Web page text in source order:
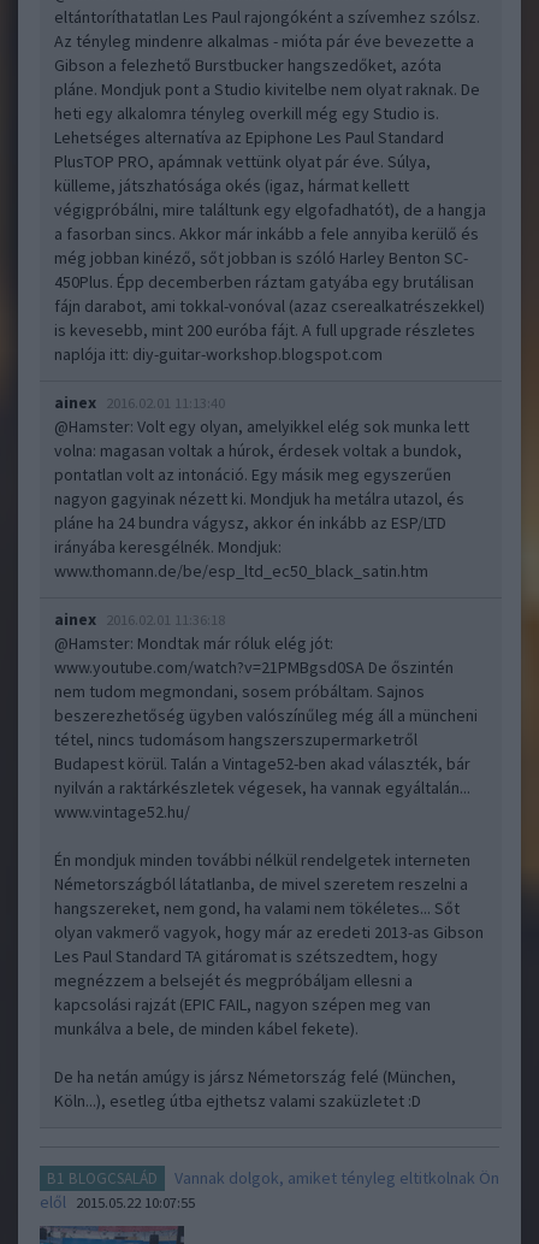
eltántoríthatatlan Les Paul rajongóként a szívemhez szólsz.
Az tényleg mindenre alkalmas - mióta pár éve bevezette a
Gibson a felezhető Burstbucker hangszedőket, azóta
pláne. Mondjuk pont a Studio kivitelbe nem olyat raknak. De
heti egy alkalomra tényleg overkill még egy Studio is.
Lehetséges alternatíva az Epiphone Les Paul Standard
PlusTOP PRO, apámnak vettünk olyat pár éve. Súlya,
külleme, játszhatósága okés (igaz, hármat kellett
végigpróbálni, mire találtunk egy elgofadhatót), de a hangja
a fasorban sincs. Akkor már inkább a fele annyiba kerülő és
még jobban kinéző, sőt jobban is szóló Harley Benton SC-
450Plus. Épp decemberben ráztam gatyába egy brutálisan
fájn darabot, ami tokkal-vonóval (azaz cserealkatrészekkel)
is kevesebb, mint 200 euróba fájt. A full upgrade részletes
naplója itt: diy-guitar-workshop.blogspot.com
ainex 2016.02.01 11:13:40
@Hamster: Volt egy olyan, amelyikkel elég sok munka lett
volna: magasan voltak a húrok, érdesek voltak a bundok,
pontatlan volt az intonáció. Egy másik meg egyszerűen
nagyon gagyinak nézett ki. Mondjuk ha metálra utazol, és
pláne ha 24 bundra vágysz, akkor én inkább az ESP/LTD
irányába keresgélnék. Mondjuk:
www.thomann.de/be/esp_ltd_ec50_black_satin.htm
ainex 2016.02.01 11:36:18
@Hamster: Mondtak már róluk elég jót:
www.youtube.com/watch?v=21PMBgsd0SA De őszintén
nem tudom megmondani, sosem próbáltam. Sajnos
beszerezhetőség ügyben valószínűleg még áll a müncheni
tétel, nincs tudomásom hangszerszupermarketről
Budapest körül. Talán a Vintage52-ben akad választék, bár
nyilván a raktárkészletek végesek, ha vannak egyáltalán...
www.vintage52.hu/
Én mondjuk minden további nélkül rendelgetek interneten
Németországból látatlanba, de mivel szeretem reszelni a
hangszereket, nem gond, ha valami nem tökéletes... Sőt
olyan vakmerő vagyok, hogy már az eredeti 2013-as Gibson
Les Paul Standard TA gitáromat is szétszedtem, hogy
megnézzem a belsejét és megpróbáljam ellesni a
kapcsolási rajzát (EPIC FAIL, nagyon szépen meg van
munkálva a bele, de minden kábel fekete).
De ha netán amúgy is jársz Németország felé (München,
Köln...), esetleg útba ejthetsz valami szaküzletet :D
B1 BLOGCSALÁD
Vannak dolgok, amiket tényleg eltitkolnak Ön
elől 2015.05.22 10:07:55